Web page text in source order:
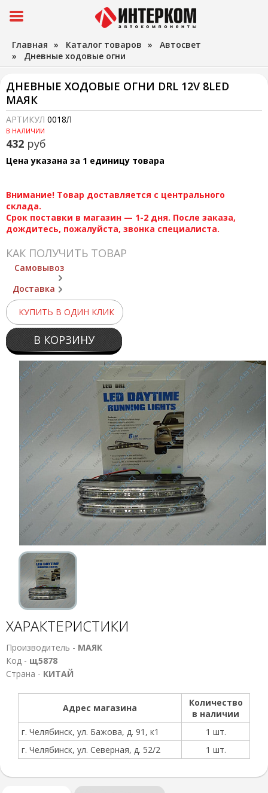
Главная » Каталог товаров » Автосвет
» Дневные ходовые огни
ДНЕВНЫЕ ХОДОВЫЕ ОГНИ DRL 12V 8LED
МАЯК
АРТИКУЛ 0018Л
В НАЛИЧИИ
432 руб
Цена указана за 1 единицу товара
Внимание! Товар доставляется с центрального
склада.
Срок поставки в магазин — 1-2 дня. После заказа,
дождитесь, пожалуйста, звонка специалиста.
КАК ПОЛУЧИТЬ ТОВАР
Самовывоз
Доставка
КУПИТЬ В ОДИН КЛИК
В КОРЗИНУ
ХАРАКТЕРИСТИКИ
Производитель - МАЯК
Код - щ5878
Страна - КИТАЙ
Адрес магазина
Количество
в наличии
г. Челябинск, ул. Бажова, д. 91, к1
1 шт.
г. Челябинск, ул. Северная, д. 52/2
1 шт.